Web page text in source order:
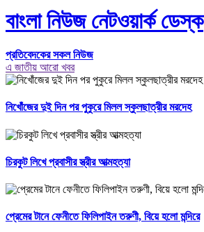
বাংলা নিউজ নেটওয়ার্ক ডেস্ক
প্রতিবেদকের সকল নিউজ
এ জাতীয় আরো খবর
নিখোঁজের দুই দিন পর পুকুরে মিলল স্কুলছাত্রীর মরদেহ
চিরকুট লিখে প্রবাসীর স্ত্রীর আত্মহত্যা
প্রেমের টানে ফেনীতে ফিলিপাইন তরুণী, বিয়ে হলো মন্দিরে